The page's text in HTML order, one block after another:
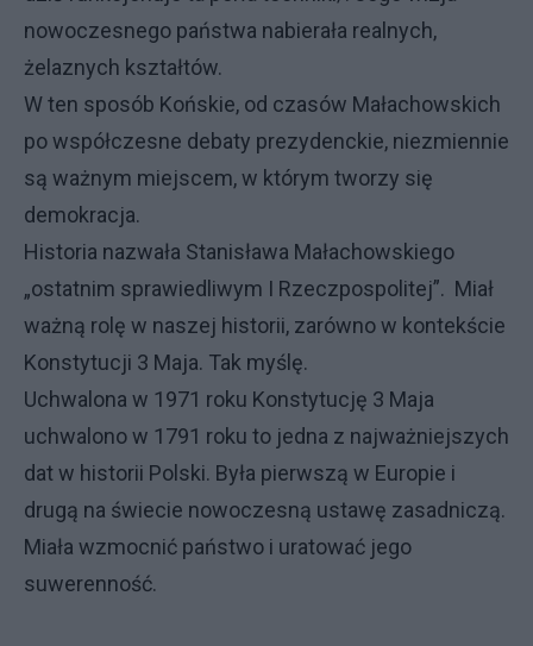
nowoczesnego państwa nabierała realnych,
żelaznych kształtów.
W ten sposób Końskie, od czasów Małachowskich
po współczesne debaty prezydenckie, niezmiennie
są ważnym miejscem, w którym tworzy się
demokracja.
Historia nazwała Stanisława Małachowskiego
„ostatnim sprawiedliwym I Rzeczpospolitej”. Miał
ważną rolę w naszej historii, zarówno w kontekście
Konstytucji 3 Maja. Tak myślę.
Uchwalona w 1971 roku Konstytucję 3 Maja
uchwalono w 1791 roku to jedna z najważniejszych
dat w historii Polski. Była pierwszą w Europie i
drugą na świecie nowoczesną ustawę zasadniczą.
Miała wzmocnić państwo i uratować jego
suwerenność.